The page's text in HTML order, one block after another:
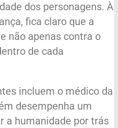
dos personagens. À
fica claro que a
não apenas contra o
de cada
incluem o médico da
desempenha um
a humanidade por trás